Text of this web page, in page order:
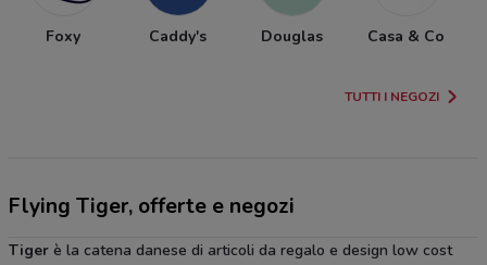
Foxy Caddy's Douglas Casa & Co
TUTTI I NEGOZI
Flying Tiger, offerte e negozi
Tiger è la catena danese di articoli da regalo e design low cost